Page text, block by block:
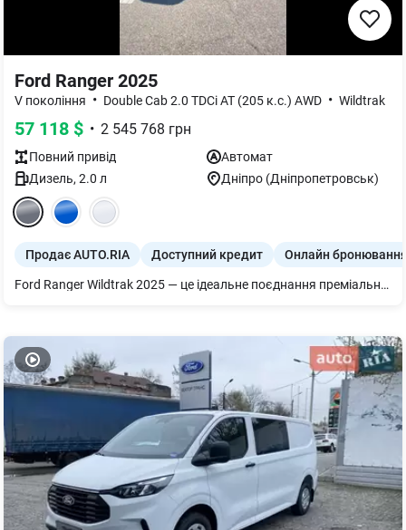
Ford Ranger 2025
V покоління • Double Cab 2.0 TDCi AT (205 к.с.) AWD • Wildtrak
57 118 $ • 2 545 768 грн
Повний привід
Автомат
Дизель, 2.0 л Дніпро (Дніпропетровськ)
Продає AUTO.RIA Доступний кредит Онлайн
Ford Ranger Wildtrak 2025 — це ідеальне поєднання преміального комфорту для щоденного використання та безкомпромісної потужності та надійності, необхідної для роботи та пригод.